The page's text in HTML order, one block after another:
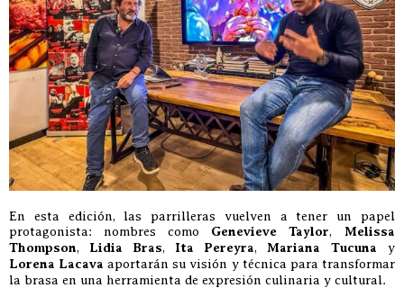
En esta edición, las parrilleras vuelven a tener un papel
protagonista: nombres como Genevieve Taylor, Melissa
Thompson, Lidia Bras, Ita Pereyra, Mariana Tucuna y
Lorena Lacava aportarán su visión y técnica para transformar
la brasa en una herramienta de expresión culinaria y cultural.